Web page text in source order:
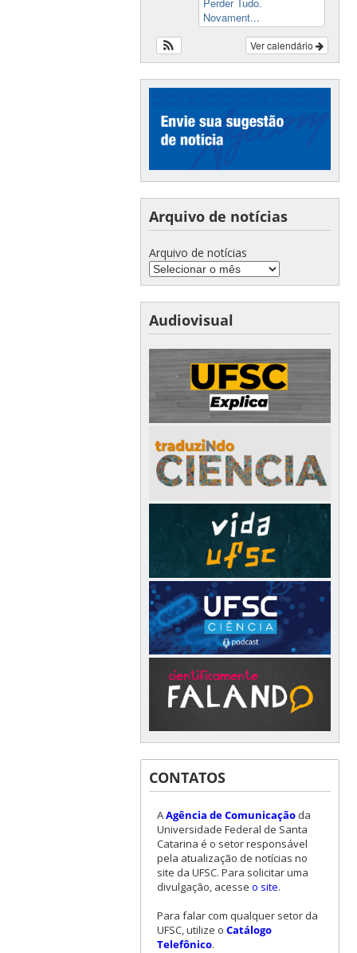
Novament...
Ver calendário
Arquivo de notícias
Arquivo de notícias
Audiovisual
CONTATOS
AAgência de Comunicaçãoda
Universidade Federal de Santa
Catarina é o setor responsável
pela atualização de notícias no
site da UFSC. Para solicitar uma
divulgação, acesse o site.
Para falar com qualquer setor da
UFSC, utilize o Catálogo
Telefônico.